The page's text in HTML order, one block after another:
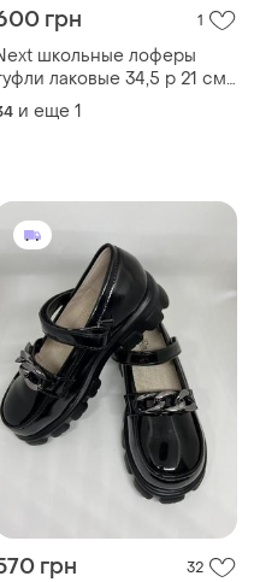
грн 1
школьные лоферы
лаковые 34,5 р 21 см
лоферы вредные
и еще 1
грн 32